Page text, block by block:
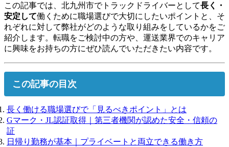
この記事では、北九州市でトラックドライバーとして長く・
安定して働くために職場選びで大切にしたいポイントと、そ
れぞれに対して弊社がどのような取り組みをしているかをご
紹介します。転職をご検討中の方や、運送業界でのキャリア
に興味をお持ちの方にぜひ読んでいただきたい内容です。
この記事の目次
長く働ける職場選びで「見るべきポイント」とは
Gマーク・JL認証取得｜第三者機関が認めた安全・信頼の
証
日帰り勤務が基本｜プライベートと両立できる働き方